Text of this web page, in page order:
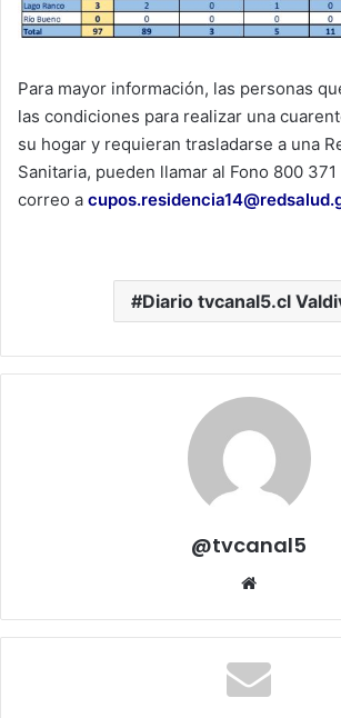
Para mayor información, las personas
las condiciones para realizar una
su hogar y requieran trasladarse a una
Sanitaria, pueden llamar al Fono 800
correo a
Diario tvcanal5.cl
@tvcanal5